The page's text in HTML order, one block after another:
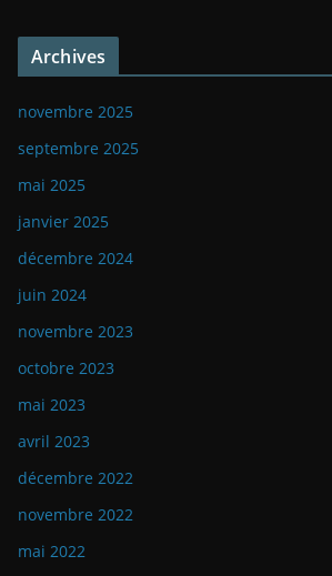
Archives
novembre 2025
septembre 2025
mai 2025
janvier 2025
décembre 2024
juin 2024
novembre 2023
octobre 2023
mai 2023
avril 2023
décembre 2022
novembre 2022
mai 2022